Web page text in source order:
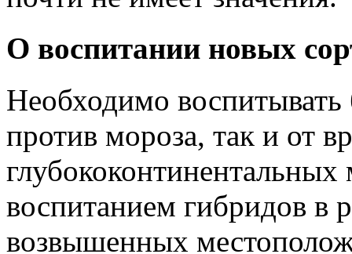
О воспитании новых
Необходимо воспитывать
против мороза, так и от
глубококонтинентальных
воспитанием гибридов в
возвышенных